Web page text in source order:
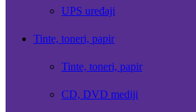
UPS uređaji
Tinte, toneri, papir
Tinte, toneri, papir
CD, DVD mediji